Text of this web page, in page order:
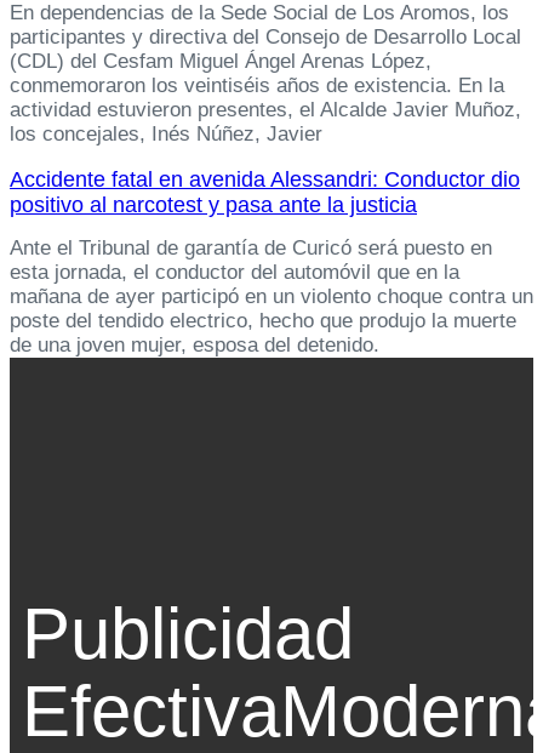
En dependencias de la Sede Social de Los Aromos, los
participantes y directiva del Consejo de Desarrollo Local
(CDL) del Cesfam Miguel Ángel Arenas López,
conmemoraron los veintiséis años de existencia. En la
actividad estuvieron presentes, el Alcalde Javier Muñoz,
los concejales, Inés Núñez, Javier
Accidente fatal en avenida Alessandri: Conductor dio
positivo al narcotest y pasa ante la justicia
Ante el Tribunal de garantía de Curicó será puesto en
esta jornada, el conductor del automóvil que en la
mañana de ayer participó en un violento choque contra un
poste del tendido electrico, hecho que produjo la muerte
de una joven mujer, esposa del detenido.
Publicidad
Efectiva